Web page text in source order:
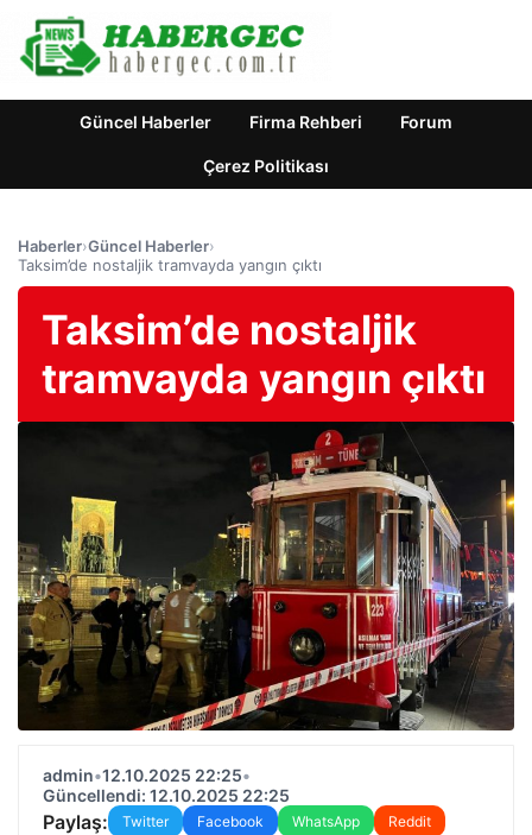
Güncel Haberler Firma Rehberi Forum
Çerez Politikası
Haberler›Güncel Haberler›
Taksim’de nostaljik tramvayda yangın çıktı
Taksim’de nostaljik
tramvayda yangın çıktı
admin•12.10.2025 22:25•
Güncellendi: 12.10.2025 22:25
Paylaş: Twitter Facebook WhatsApp
Reddit